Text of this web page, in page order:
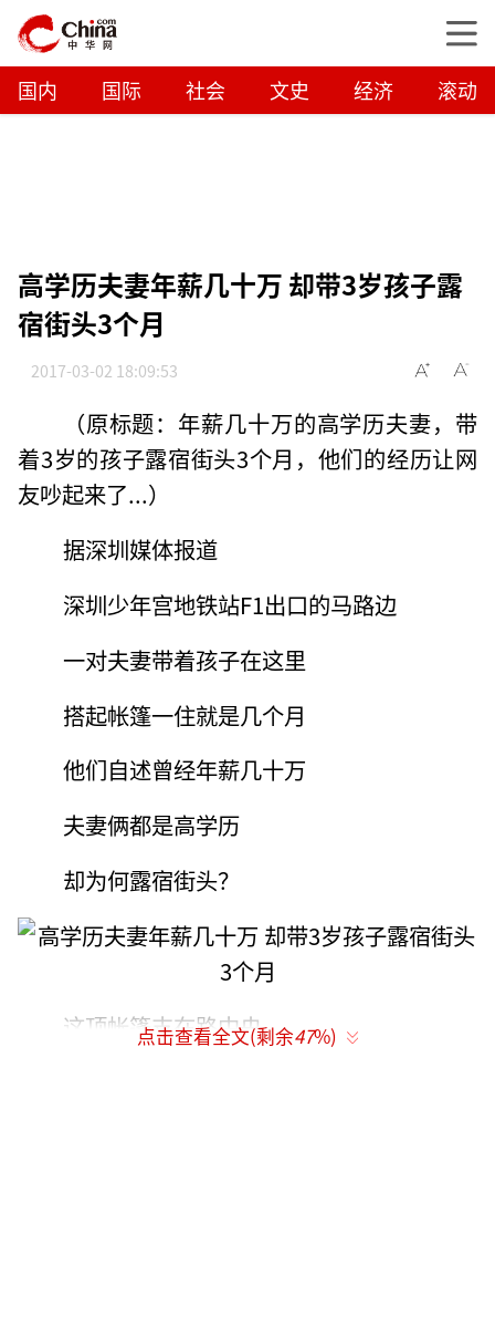
国内 国际 社会 文史 经济 滚动
高学历夫妻年薪几十万 却带3岁孩子露
宿街头3个月
2017-03-02 18:09:53
（原标题：年薪几十万的高学历夫妻，带
着3岁的孩子露宿街头3个月，他们的经历让网
友吵起来了...）
据深圳媒体报道
深圳少年宫地铁站F1出口的马路边
一对夫妻带着孩子在这里
搭起帐篷一住就是几个月
他们自述曾经年薪几十万
夫妻俩都是高学历
却为何露宿街头？
这顶帐篷支在路中央，
点击查看全文(剩余47%)